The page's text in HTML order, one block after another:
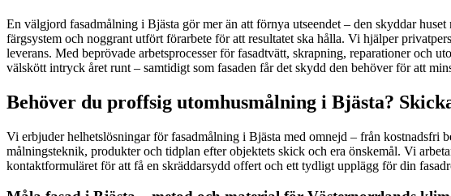
En välgjord fasadmålning i Bjästa gör mer än att förnya utseendet – den skyddar
färgsystem och noggrant utfört förarbete för att resultatet ska hålla. Vi hjälper
leverans. Med beprövade arbetsprocesser för fasadtvätt, skrapning, reparationer och
välskött intryck året runt – samtidigt som fasaden får det skydd den behöver för att
Behöver du proffsig utomhusmålning i Bjästa?
Vi erbjuder helhetslösningar för fasadmålning i Bjästa med omnejd – från kostnadsfri
målningsteknik, produkter och tidplan efter objektets skick och era önskemål. Vi
kontaktformuläret för att få en skräddarsydd offert och ett tydligt upplägg för din